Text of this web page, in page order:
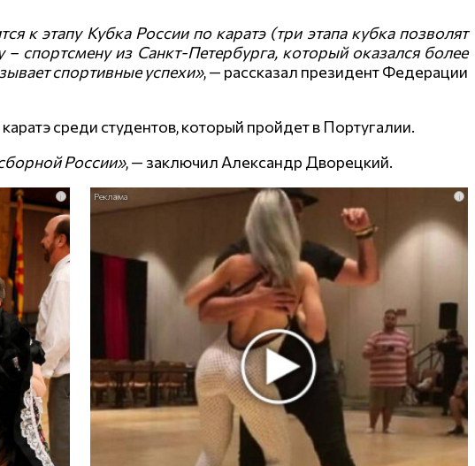
к этапу Кубка России по каратэ (три этапа кубка позволят
спортсмену из Санкт-Петербурга, который оказался более
спортивные успехи», — рассказал президент Федерации
среди студентов, который пройдет в Португалии.
России», — заключил Александр Дворецкий.
i i